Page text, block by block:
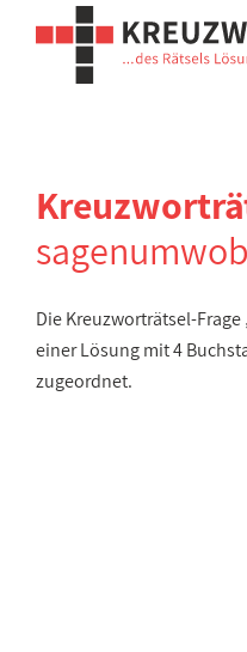
Die Kreuzworträtsel-Frage
einer Lösung mit 4
zugeordnet.